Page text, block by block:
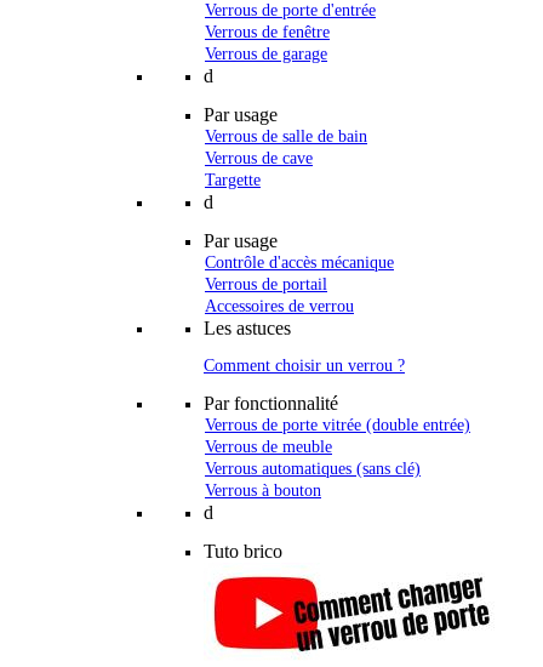
Verrous de porte d'entrée
Verrous de fenêtre
Verrous de garage
d
Par usage
Verrous de salle de bain
Verrous de cave
Targette
d
Par usage
Contrôle d'accès mécanique
Verrous de portail
Accessoires de verrou
Les astuces
Comment choisir un verrou ?
Par fonctionnalité
Verrous de porte vitrée (double entrée)
Verrous de meuble
Verrous automatiques (sans clé)
Verrous à bouton
d
Tuto brico